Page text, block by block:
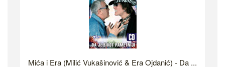
Mića i Era (Milić Vukašinović & Era Ojdanić) - Da ...